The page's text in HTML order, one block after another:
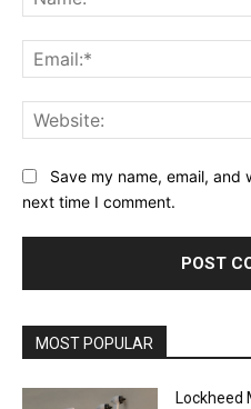
Save my name, email,
next time I comment.
MOST POPULAR
Lockheed